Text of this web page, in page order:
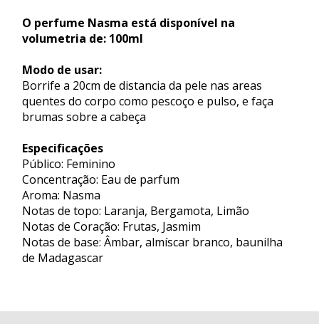
O perfume Nasma está disponível na
volumetria de: 100ml
Modo de usar:
Borrife a 20cm de distancia da pele nas areas
quentes do corpo como pescoço e pulso, e faça
brumas sobre a cabeça
Especificações
Público: Feminino
Concentração: Eau de parfum
Aroma: Nasma
Notas de topo: Laranja, Bergamota, Limão
Notas de Coração: Frutas, Jasmim
Notas de base: Âmbar, almíscar branco, baunilha
de Madagascar